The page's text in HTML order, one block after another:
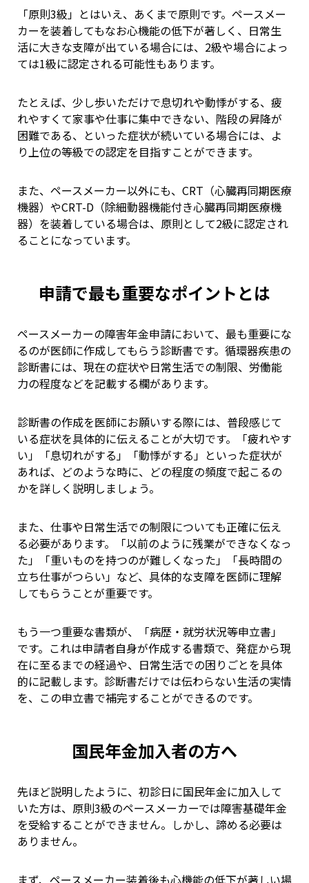
「原則3級」とはいえ、あくまで原則です。ペースメー
カーを装着してもなお心機能の低下が著しく、日常生
活に大きな支障が出ている場合には、2級や場合によっ
ては1級に認定される可能性もあります。
たとえば、少し歩いただけで息切れや動悸がする、疲
れやすくて家事や仕事に集中できない、階段の昇降が
困難である、といった症状が続いている場合には、よ
り上位の等級での認定を目指すことができます。
また、ペースメーカー以外にも、CRT（心臓再同期医療
機器）やCRT-D（除細動器機能付き心臓再同期医療機
器）を装着している場合は、原則として2級に認定され
ることになっています。
申請で最も重要なポイントとは
ペースメーカーの障害年金申請において、最も重要にな
るのが医師に作成してもらう診断書です。循環器疾患の
診断書には、現在の症状や日常生活での制限、労働能
力の程度などを記載する欄があります。
診断書の作成を医師にお願いする際には、普段感じて
いる症状を具体的に伝えることが大切です。「疲れやす
い」「息切れがする」「動悸がする」といった症状が
あれば、どのような時に、どの程度の頻度で起こるの
かを詳しく説明しましょう。
また、仕事や日常生活での制限についても正確に伝え
る必要があります。「以前のように残業ができなくなっ
た」「重いものを持つのが難しくなった」「長時間の
立ち仕事がつらい」など、具体的な支障を医師に理解
してもらうことが重要です。
もう一つ重要な書類が、「病歴・就労状況等申立書」
です。これは申請者自身が作成する書類で、発症から現
在に至るまでの経過や、日常生活での困りごとを具体
的に記載します。診断書だけでは伝わらない生活の実情
を、この申立書で補完することができるのです。
国民年金加入者の方へ
先ほど説明したように、初診日に国民年金に加入して
いた方は、原則3級のペースメーカーでは障害基礎年金
を受給することができません。しかし、諦める必要は
ありません。
まず、ペースメーカー装着後も心機能の低下が著しい場